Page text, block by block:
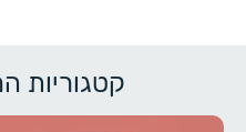
קטגוריות